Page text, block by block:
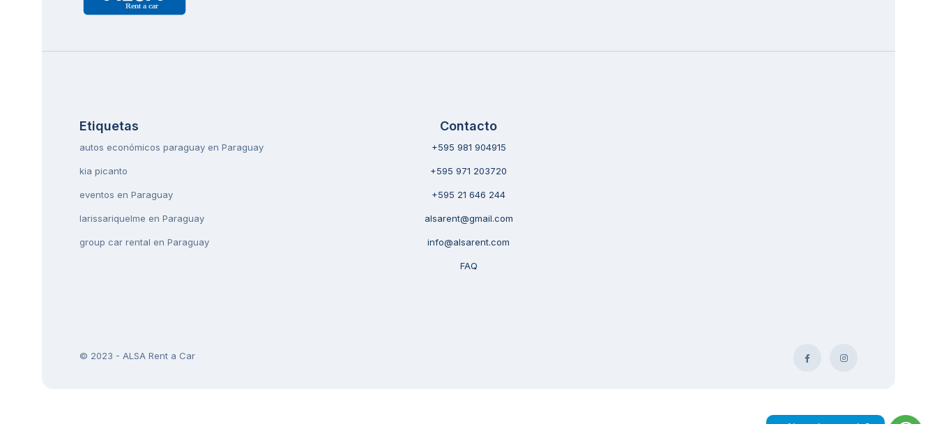
Etiquetas
autos económicos paraguay en Paraguay
kia picanto
eventos en Paraguay
larissariquelme en Paraguay
group car rental en Paraguay
Contacto
+595 981 904915
+595 971 203720
+595 21 646 244
alsarent@gmail.com
info@alsarent.com
FAQ
© 2023 - ALSA Rent a Car